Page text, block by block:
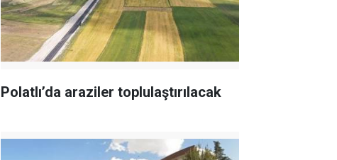
Polatlı’da araziler toplulaştırılacak